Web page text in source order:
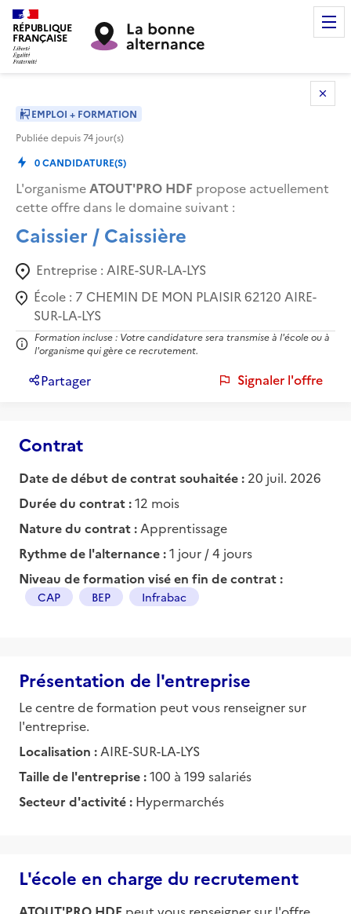
RÉPUBLIQUE
FRANÇAISE
EMPLOI + FORMATION
Publiée depuis74 jour(s)
0CANDIDATURE(S)
L'organismeATOUT'PRO HDF propose actuellement
cette offre dans le domaine suivant :
Caissier / Caissière
Entreprise : AIRE-SUR-LA-LYS
École : 7 CHEMIN DE MON PLAISIR 62120 AIRE-
SUR-LA-LYS
Formation incluse : Votre candidature sera transmise à l'école ou à
l'organisme qui gère ce recrutement.
Partager Signaler l'offre
Contrat
Date de début de contrat souhaitée : 20 juil. 2026
Durée du contrat :12 mois
Nature du contrat : Apprentissage
Rythme de l'alternance :1 jour / 4 jours
Niveau de formation visé en fin de contrat :
CAP BEP Infrabac
Présentation de l'entreprise
Le centre de formation peut vous renseigner sur
l'entreprise.
Localisation : AIRE-SUR-LA-LYS
Taille de l'entreprise :100 à 199 salariés
Secteur d'activité : Hypermarchés
L'école en charge du recrutement
ATOUT'PRO HDF peut vous renseigner sur l'offre.